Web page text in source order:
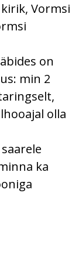
Vormsi
on
min 2
olla
ka